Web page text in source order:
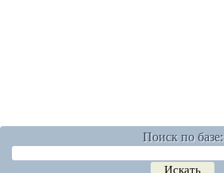
Поиск по базе: